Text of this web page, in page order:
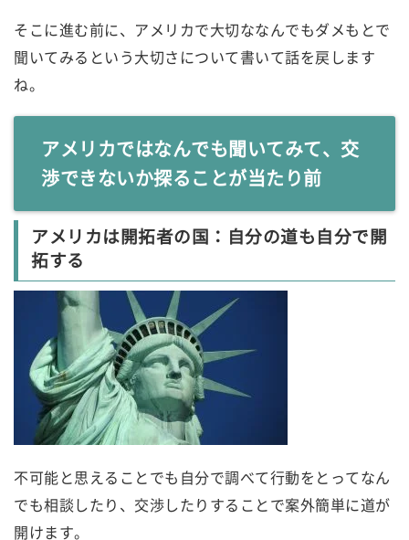
そこに進む前に、アメリカで大切ななんでもダメもとで
聞いてみるという大切さについて書いて話を戻します
ね。
アメリカではなんでも聞いてみて、交
渉できないか探ることが当たり前
アメリカは開拓者の国：自分の道も自分で開
拓する
不可能と思えることでも自分で調べて行動をとってなん
でも相談したり、交渉したりすることで案外簡単に道が
開けます。